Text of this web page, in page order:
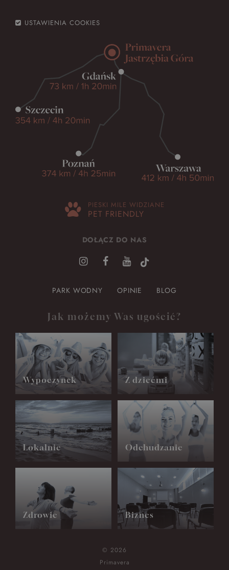
USTAWIENIA COOKIES
PIESKI MILE WIDZIANE
PET FRIENDLY
DOŁĄCZ DO NAS
PARK WODNY OPINIE BLOG
Jak możemy Was ugościć?
Wypoczynek Z dziećmi
Lokalnie Odchudzanie
Zdrowie Biznes
© 2026
Primavera